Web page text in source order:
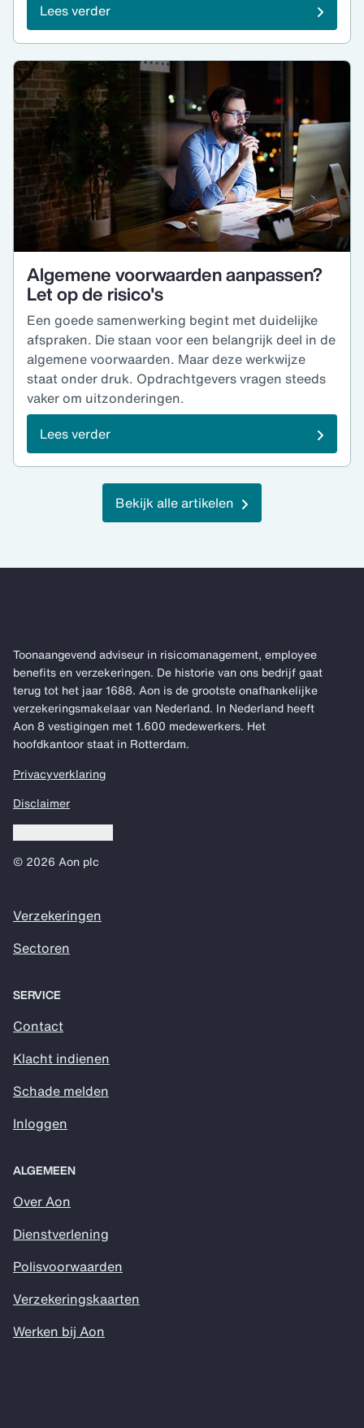
Lees verder
Algemene voorwaarden aanpassen?
Let op de risico's
Een goede samenwerking begint met duidelijke
afspraken. Die staan voor een belangrijk deel in de
algemene voorwaarden. Maar deze werkwijze
staat onder druk. Opdrachtgevers vragen steeds
vaker om uitzonderingen.
Lees verder
Bekijk alle artikelen
Toonaangevend adviseur in risicomanagement, employee
benefits en verzekeringen. De historie van ons bedrijf gaat
terug tot het jaar 1688. Aon is de grootste onafhankelijke
verzekeringsmakelaar van Nederland. In Nederland heeft
Aon 8 vestigingen met 1.600 medewerkers. Het
hoofdkantoor staat in Rotterdam.
Privacyverklaring
Disclaimer
© 2026 Aon plc
Verzekeringen
Sectoren
SERVICE
Contact
Klacht indienen
Schade melden
Inloggen
ALGEMEEN
Over Aon
Dienstverlening
Polisvoorwaarden
Verzekeringskaarten
Werken bij Aon